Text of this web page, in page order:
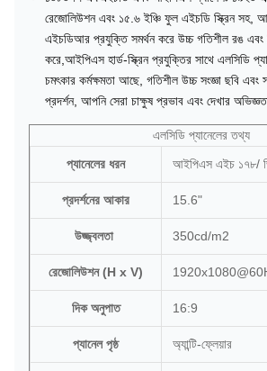
রেজোলিউশন এবং ১৫.৬ ইঞ্চি ফুল এইচডি স্ক্রিন সহ,
এইচডিআর প্রযুক্তি সমর্থন করে উচ্চ গতিশীল রঙ এবং
করে,আইপিএস হার্ড-স্ক্রিন প্রযুক্তির সাথে এলসিডি
চমৎকার কর্মক্ষমতা আছে, গতিশীল উচ্চ সংজ্ঞা ছবি এবং
প্রদর্শন, আপনি সেরা চাক্ষুষ প্রভাব এবং দেখার
এলসিডি প্যানেলের তথ্য
প্যানেলের ধরন
আইপিএস এইচ ১৭৮/
প্রদর্শনের আকার 15.6"
উজ্জ্বলতা 350cd/m2
রেজোলিউশন (H x V)
দিক অনুপাত 16:9
প্যানেল পৃষ্ঠ অ্যান্টি-ফ্লেয়ার